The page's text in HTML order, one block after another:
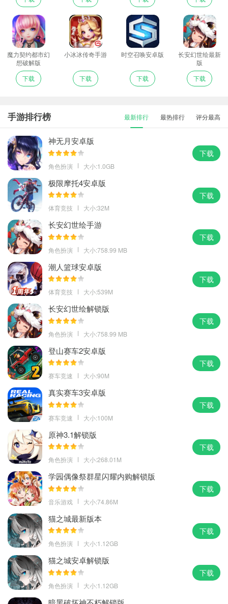
魔力契约都市幻
想破解版
下载
小冰冰传奇手游
下载
时空召唤安卓版
下载
长安幻世绘最新
版
下载
手游排行榜 最新排行 最热排行 评分最高
神无月安卓版
角色扮演 大小:1.0GB
下载
极限摩托4安卓版
体育竞技 大小:32M
下载
长安幻世绘手游
角色扮演 大小:758.99 MB
下载
潮人篮球安卓版
体育竞技 大小:539M
下载
长安幻世绘解锁版
角色扮演 大小:758.99 MB
下载
登山赛车2安卓版
赛车竞速 大小:90M
下载
真实赛车3安卓版
赛车竞速 大小:100M
下载
原神3.1解锁版
角色扮演 大小:268.01M
下载
学园偶像祭群星闪耀内购解锁版
音乐游戏 大小:74.86M
下载
猫之城最新版本
角色扮演 大小:1.12GB
下载
猫之城安卓解锁版
角色扮演 大小:1.12GB
下载